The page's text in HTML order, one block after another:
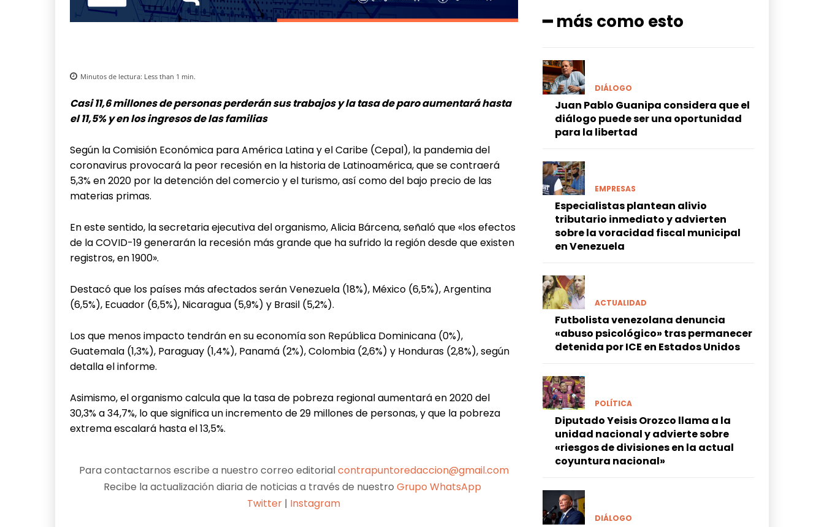
Minutos de lectura: Less than 1 min.
Casi 11,6 millones de personas perderán sus trabajos y la tasa de paro aumentará hasta
el 11,5% y en los ingresos de las familias
Según la Comisión Económica para América Latina y el Caribe (Cepal), la pandemia del
coronavirus provocará la peor recesión en la historia de Latinoamérica, que se contraerá
5,3% en 2020 por la detención del comercio y el turismo, así como del bajo precio de las
materias primas.
En este sentido, la secretaria ejecutiva del organismo, Alicia Bárcena, señaló que «los efectos
de la COVID-19 generarán la recesión más grande que ha sufrido la región desde que existen
registros, en 1900».
Destacó que los países más afectados serán Venezuela (18%), México (6,5%), Argentina
(6,5%), Ecuador (6,5%), Nicaragua (5,9%) y Brasil (5,2%).
Los que menos impacto tendrán en su economía son República Dominicana (0%),
Guatemala (1,3%), Paraguay (1,4%), Panamá (2%), Colombia (2,6%) y Honduras (2,8%), según
detalla el informe.
Asimismo, el organismo calcula que la tasa de pobreza regional aumentará en 2020 del
30,3% a 34,7%, lo que significa un incremento de 29 millones de personas, y que la pobreza
extrema escalará hasta el 13,5%.
Para contactarnos escribe a nuestro correo editorialcontrapuntoredaccion@gmail.com
Recibe la actualización diaria de noticias a través de nuestroGrupo WhatsApp
Twitter | Instagram
━ más como esto
DIÁLOGO
Juan Pablo Guanipa considera que el
diálogo puede ser una oportunidad
para la libertad
EMPRESAS
Especialistas plantean alivio
tributario inmediato y advierten
sobre la voracidad fiscal municipal
en Venezuela
ACTUALIDAD
Futbolista venezolana denuncia
«abuso psicológico» tras permanecer
detenida por ICE en Estados Unidos
POLÍTICA
Diputado Yeisis Orozco llama a la
unidad nacional y advierte sobre
«riesgos de divisiones en la actual
coyuntura nacional»
DIÁLOGO